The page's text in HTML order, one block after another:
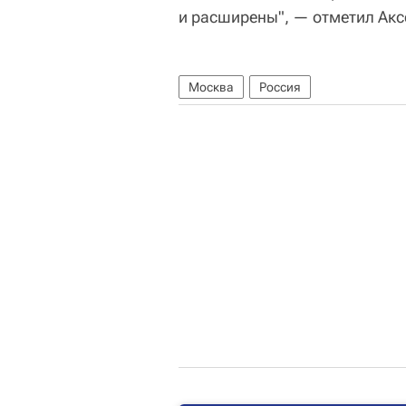
и расширены", — отметил
Москва Россия